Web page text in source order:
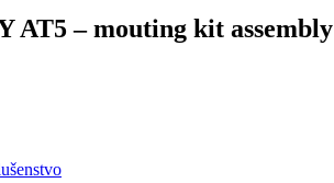
AT5 – mouting kit assembly